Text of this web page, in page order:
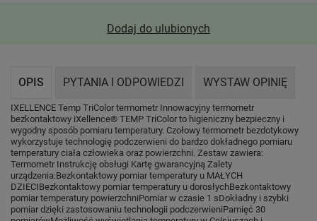
Dodaj do ulubionych
OPIS PYTANIA I ODPOWIEDZI WYSTAW OPINIĘ
IXELLENCE Temp TriColor termometr Innowacyjny termometr
bezkontaktowy iXellence® TEMP TriColor to higieniczny bezpieczny i
wygodny sposób pomiaru temperatury. Czołowy termometr bezdotykowy
wykorzystuje technologię podczerwieni do bardzo dokładnego pomiaru
temperatury ciała człowieka oraz powierzchni. Zestaw zawiera:
Termometr Instrukcję obsługi Kartę gwarancyjną Zalety
urządzenia:Bezkontaktowy pomiar temperatury u MAŁYCH
DZIECIBezkontaktowy pomiar temperatury u dorosłychBezkontaktowy
pomiar temperatury powierzchniPomiar w czasie 1 sDokładny i szybki
pomiar dzięki zastosowaniu technologii podczerwieniPamięć 30